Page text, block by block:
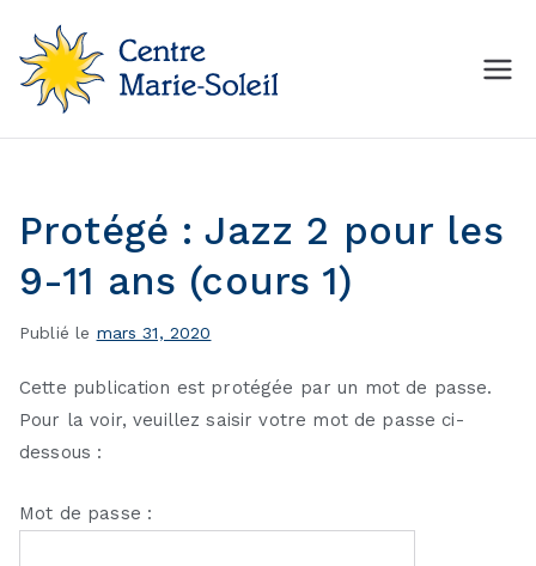
contenu
Centre Marie-Soleil
MON Centre de mise en
Protégé : Jazz 2 pour les
9-11 ans (cours 1)
Publié le mars 31, 2020
Cette publication est protégée par un mot de passe.
Pour la voir, veuillez saisir votre mot de passe ci-
dessous :
Mot de passe :